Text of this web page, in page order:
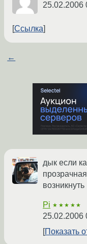
25.02.2006
Ссылка
←
дык если
возникнуть
Pi ★★★★★
25.02.2006
Показать